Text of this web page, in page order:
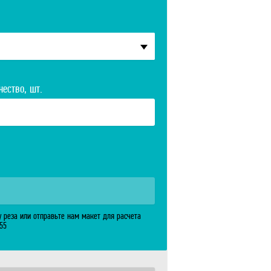
шт.
реза или отправьте нам макет для расчета